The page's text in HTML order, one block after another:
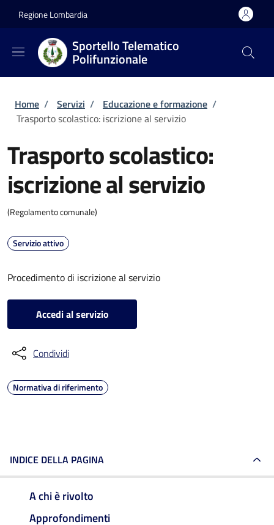
Regione Lombardia
Sportello Telematico
Polifunzionale
Briciole di pane
Home / Servizi / Educazione e formazione /
Trasporto scolastico: iscrizione al servizio
Trasporto scolastico:
iscrizione al servizio
(Regolamento comunale)
Servizio attivo
Procedimento di iscrizione al servizio
Accedi al servizio
Condividi
Normativa di riferimento
INDICE DELLA PAGINA
A chi è rivolto
Approfondimenti